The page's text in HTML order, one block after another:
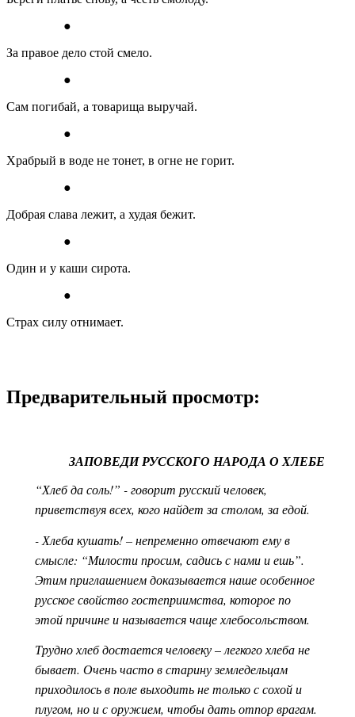
●
За правое дело стой смело.
●
Сам погибай, а товарища выручай.
●
Храбрый в воде не тонет, в огне не горит.
●
Добрая слава лежит, а худая бежит.
●
Один и у каши сирота.
●
Страх силу отнимает.
Предварительный просмотр:
ЗАПОВЕДИ РУССКОГО НАРОДА О ХЛЕБЕ
“Хлеб да соль!” - говорит русский человек,
приветствуя всех, кого найдет за столом, за едой.
- Хлеба кушать! – непременно отвечают ему в
смысле: “Милости просим, садись с нами и ешь”.
Этим приглашением доказывается наше особенное
русское свойство гостеприимства, которое по
этой причине и называется чаще хлебосольством.
Трудно хлеб достается человеку – легкого хлеба не
бывает. Очень часто в старину земледельцам
приходилось в поле выходить не только с сохой и
плугом, но и с оружием, чтобы дать отпор врагам.